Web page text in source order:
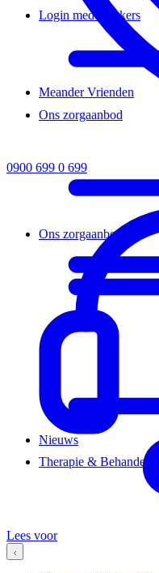
Ons zorgaanbod
Therapie & Behandeling
Ons zorgaanbod
Login medewerkers
Meander Vrienden
Nieuws
0900 699 0 699
Lees voor